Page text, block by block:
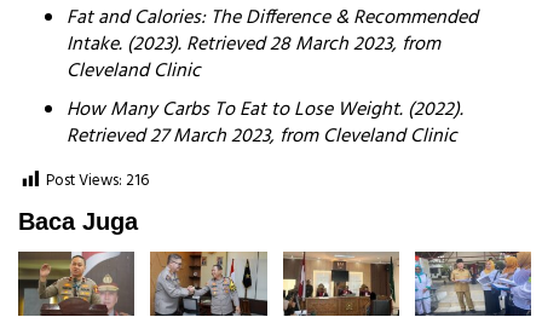
Fat and Calories: The Difference & Recommended
Intake. (2023). Retrieved 28 March 2023, from
Cleveland Clinic
How Many Carbs To Eat to Lose Weight. (2022).
Retrieved 27 March 2023, from Cleveland Clinic
Post Views:216
Baca Juga